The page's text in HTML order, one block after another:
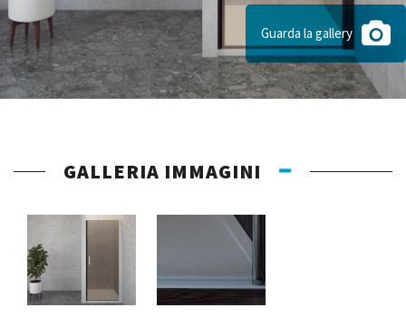
Guarda la gallery
GALLERIA IMMAGINI